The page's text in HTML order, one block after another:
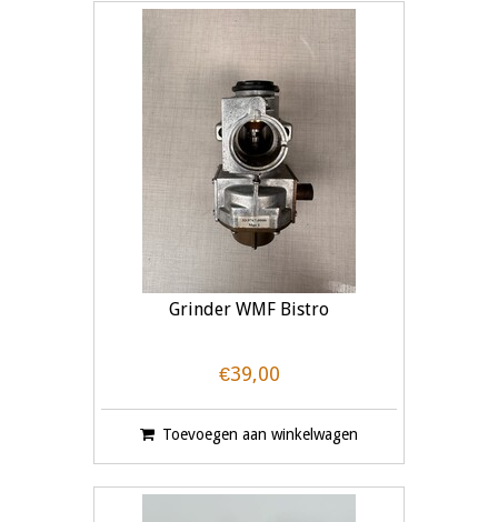
Grinder WMF Bistro
€39,00
Toevoegen aan winkelwagen